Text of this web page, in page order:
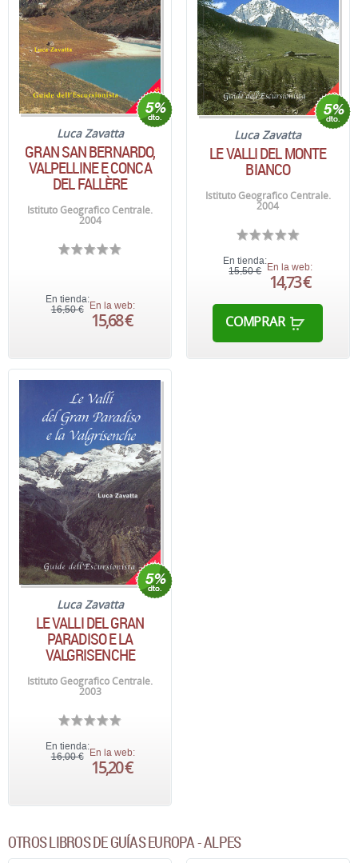
Luca Zavatta
GRAN SAN BERNARDO,
VALPELLINE E CONCA
DEL FALLÈRE
Istituto Geografico Centrale.
2004
En tienda:
16,50 € En la web:
15,68 €
Luca Zavatta
LE VALLI DEL MONTE
BIANCO
Istituto Geografico Centrale.
2004
En tienda:
15,50 € En la web:
14,73 €
COMPRAR
Luca Zavatta
LE VALLI DEL GRAN
PARADISO E LA
VALGRISENCHE
Istituto Geografico Centrale.
2003
En tienda:
16,00 € En la web:
15,20 €
OTROS LIBROS DE GUÍAS EUROPA - ALPES